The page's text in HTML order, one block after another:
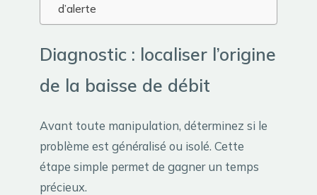
d’alerte
Diagnostic : localiser l’origine
de la baisse de débit
Avant toute manipulation, déterminez si le
problème est généralisé ou isolé. Cette
étape simple permet de gagner un temps
précieux.